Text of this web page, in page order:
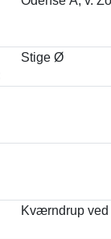
Stige Ø
Kværndrup ved